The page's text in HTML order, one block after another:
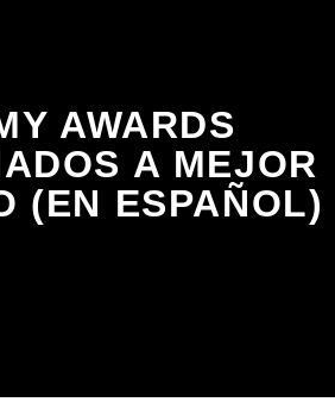
AWARDS
A MEJOR
(EN ESPAÑOL)